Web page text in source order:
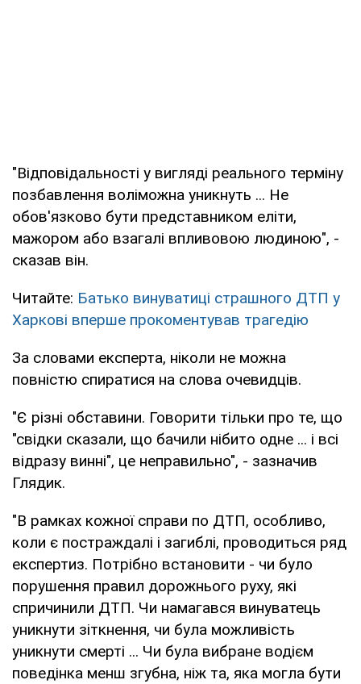
"Відповідальності у вигляді реального терміну
позбавлення воліможна уникнуть ... Не
обов'язково бути представником еліти,
мажором або взагалі впливовою людиною", -
сказав він.
Читайте: Батько винуватиці страшного ДТП у
Харкові вперше прокоментував трагедію
За словами експерта, ніколи не можна
повністю спиратися на слова очевидців.
"Є різні обставини. Говорити тільки про те, що
"свідки сказали, що бачили нібито одне ... і всі
відразу винні", це неправильно", - зазначив
Глядик.
"В рамках кожної справи по ДТП, особливо,
коли є постраждалі і загиблі, проводиться ряд
експертиз. Потрібно встановити - чи було
порушення правил дорожнього руху, які
спричинили ДТП. Чи намагався винуватець
уникнути зіткнення, чи була можливість
уникнути смерті ... Чи була вибране водієм
поведінка менш згубна, ніж та, яка могла бути